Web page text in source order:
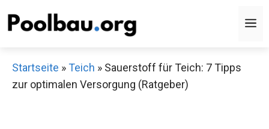
Inhalt
Startseite »Teich » Sauerstoff für Teich: 7 Tipps
zur optimalen Versorgung (Ratgeber)